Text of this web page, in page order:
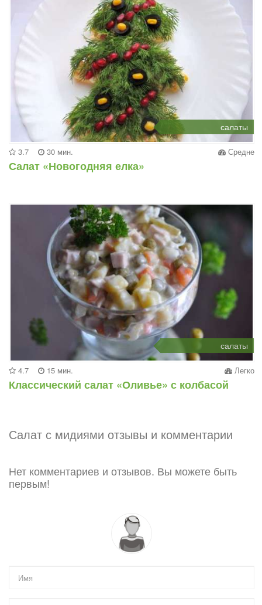
салаты
3.7 30 мин. Средне
Салат «Новогодняя елка»
салаты
4.7 15 мин. Легко
Классический салат «Оливье» с колбасой
Салат с мидиями отзывы и комментарии
Нет комментариев и отзывов. Вы можете быть
первым!